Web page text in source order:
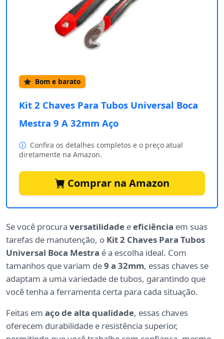
Bom e barato
Kit 2 Chaves Para Tubos Universal Boca
Mestra 9 A 32mm Aço
Confira os detalhes completos e o preço atual
diretamente na Amazon.
Comprar na Amazon
Se você procura versatilidade eeficiência em suas
tarefas de manutenção, o Kit 2 Chaves Para Tubos
Universal Boca Mestra é a escolha ideal. Com
tamanhos que variam de9 a 32mm, essas chaves se
adaptam a uma variedade de tubos, garantindo que
você tenha a ferramenta certa para cada situação.
Feitas em aço de alta qualidade, essas chaves
oferecem durabilidade e resistência superior,